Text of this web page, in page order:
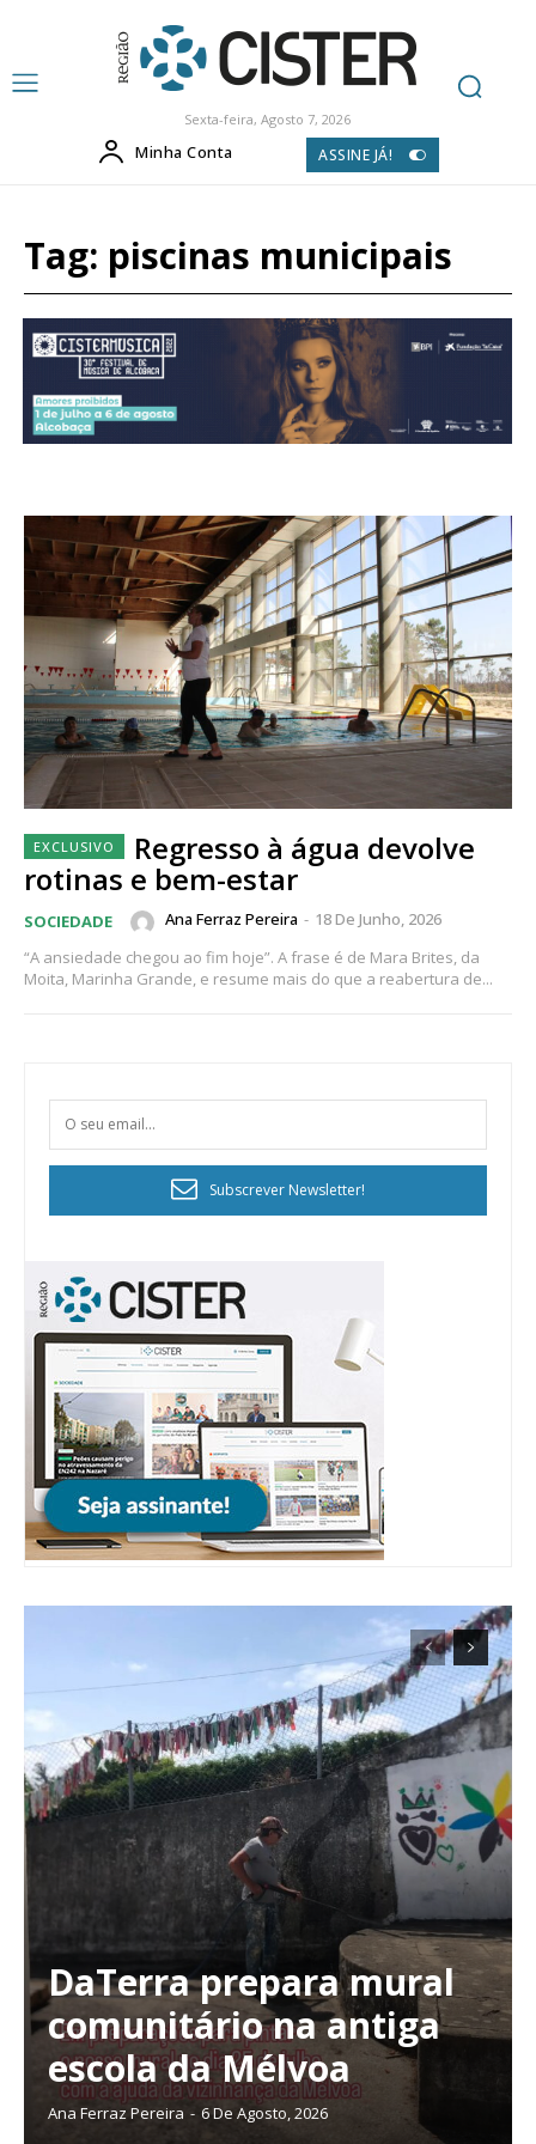
Planos de Assinatura
Faça-se assinante do Região de Cister e ajude-nos a manter este serviço
público!
Sexta-feira, Agosto 7, 2026
Minha Conta ASSINE JÁ!
Tag: piscinas municipais
Regresso à água devolve
rotinas e bem-estar
SOCIEDADE Ana Ferraz Pereira - 18 De Junho, 2026
“A ansiedade chegou ao fim hoje”. A frase é de Mara Brites, da
Moita, Marinha Grande, e resume mais do que a reabertura de...
Subscrever Newsletter!
DaTerra prepara mural
comunitário na antiga
escola da Mélvoa
Ana Ferraz Pereira - 6 De Agosto, 2026